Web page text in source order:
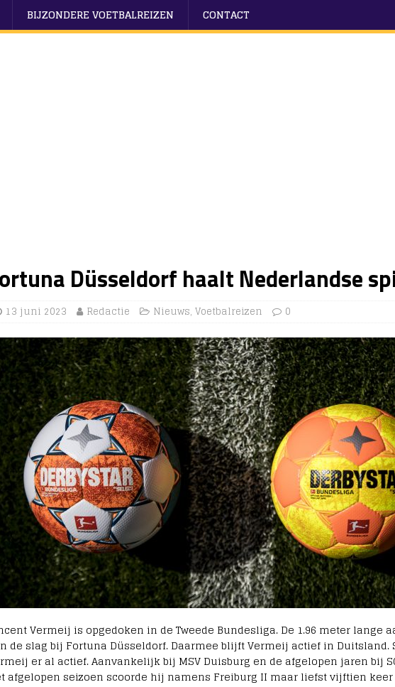
BIJZONDERE VOETBALREIZEN CONTACT
Düsseldorf haalt Nederlandse
13 juni 2023 Redactie Nieuws, Voetbalreizen 0
Vermeij is opgedoken in de Tweede Bundesliga. De 1.96 meter lange
de slag bij Fortuna Düsseldorf. Daarmee blijft Vermeij actief in Duitsland.
er al actief. Aanvankelijk bij MSV Duisburg en de afgelopen jaren bij
afgelopen seizoen scoorde hij namens Freiburg II maar liefst vijftien keer